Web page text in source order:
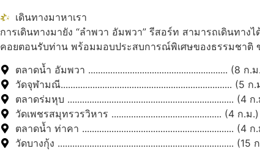
เดินทางมาหาเรา
การเดินทางมายัง “ลำพวา อัมพวา” รีสอร์ท สามารถเดินทา
คอยตอนรับท่าน พร้อมมอบประสบการณ์พิเศษของธรรมชาติ
ตลาดน้ำ อัมพวา ......................................................... (8 ก.ม
วัดจุฬามณี...................................................................... (5 ก.
ตลาดร่มหุบ .................................................................... (4 ก
วัดเพชรสมุทรวรวิหาร ............................................. (4 ก.ม.)
ตลาดน้ำ ท่าคา .............................................................. (4 ก
วัดบางกุ้ง ........................................................................ (15